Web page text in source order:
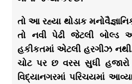
તો આ રહ્યા થોડાક
તો નવી પેઢી જેટલી બોલ્ડ
હકીકતમાં એટલી હરગીઝ
ચોટ પર છ વરસ સુધી
વિદ્યાનગરમાં પરિચયમાં